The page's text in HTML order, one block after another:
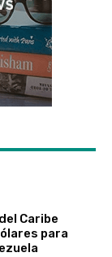
Caribe
para